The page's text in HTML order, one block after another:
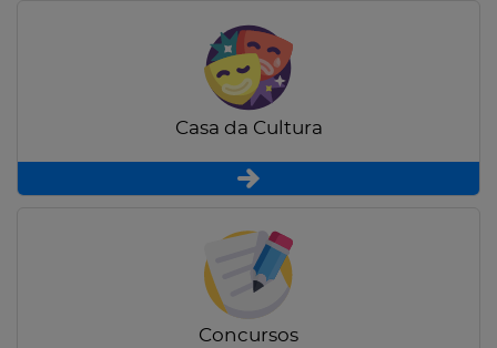
Casa da Cultura
Concursos